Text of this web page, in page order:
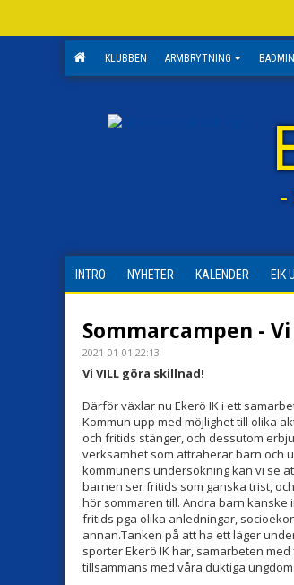
KLUBBEN ARMBRYTNING
-
INTRO NYHETER KALENDER EIK
Sommarcampen -
2021-01-01 22:13
Vi VILL göra skillnad!
Därför växlar nu Ekerö IK i ett
Kommun upp med möjlighet till olika
och fritids stänger, och dessutom
verksamhet som attraherar barn och
kommunens undersökning kan vi se
barnen ser fritids som ganska trist,
hör sommaren till. Andra barn kanske
fritids pga olika anledningar,
annan.Tanken på att ha ett läger
sporter Ekerö IK har, samarbeten
tillsammans med våra duktiga